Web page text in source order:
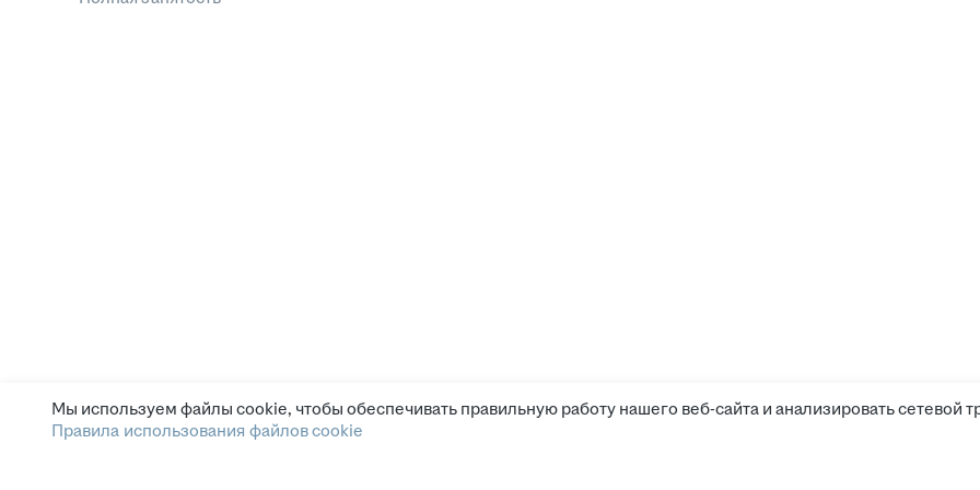
Мы используем файлы cookie, чтобы обеспечивать правильную работу нашего веб-сайта и анализировать сетевой
Правила использования файлов cookie